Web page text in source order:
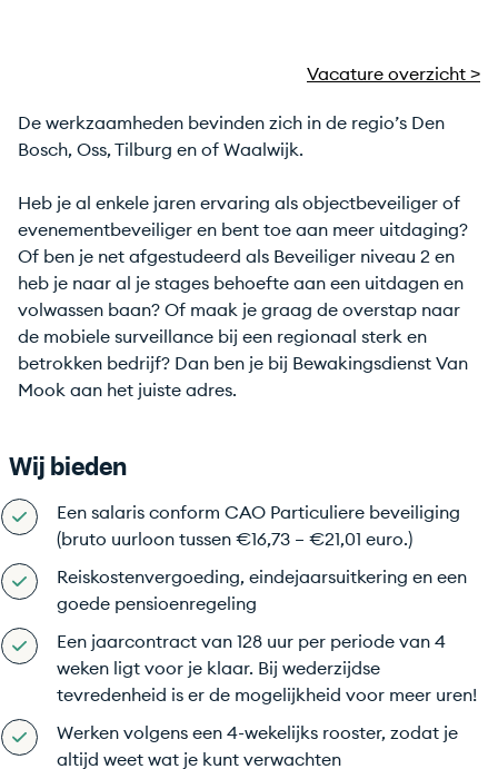
Vacature overzicht >
De werkzaamheden bevinden zich in de regio’s Den
Bosch, Oss, Tilburg en of Waalwijk.
Heb je al enkele jaren ervaring als objectbeveiliger of
evenementbeveiliger en bent toe aan meer uitdaging?
Of ben je net afgestudeerd als Beveiliger niveau 2 en
heb je naar al je stages behoefte aan een uitdagen en
volwassen baan? Of maak je graag de overstap naar
de mobiele surveillance bij een regionaal sterk en
betrokken bedrijf? Dan ben je bij Bewakingsdienst Van
Mook aan het juiste adres.
Wij bieden
Een salaris conform CAO Particuliere beveiliging
(bruto uurloon tussen €16,73 – €21,01 euro.)
Reiskostenvergoeding, eindejaarsuitkering en een
goede pensioenregeling
Een jaarcontract van 128 uur per periode van 4
weken ligt voor je klaar. Bij wederzijdse
tevredenheid is er de mogelijkheid voor meer uren!
Werken volgens een 4-wekelijks rooster, zodat je
altijd weet wat je kunt verwachten